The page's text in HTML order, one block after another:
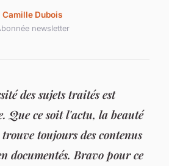
Camille Dubois
newsletter
des sujets traités est
Que ce soit l'actu, la beauté
toujours des contenus
documentés. Bravo pour ce